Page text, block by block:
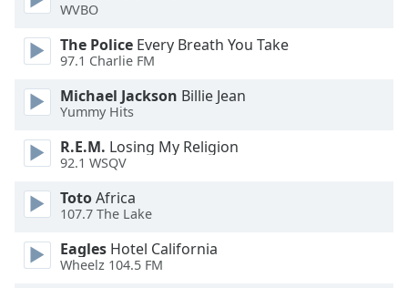
Picture-
Picture
Fullscreen
This
modal
window.
Beginning
WVBO
The Police Every Breath You Take
97.1 Charlie FM
Michael Jackson Billie Jean
Yummy Hits
R.E.M. Losing My Religion
92.1 WSQV
TotoAfrica
107.7 The Lake
Eagles Hotel California
Wheelz 104.5 FM